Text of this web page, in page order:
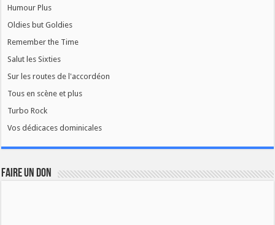
Humour Plus
Oldies but Goldies
Remember the Time
Salut les Sixties
Sur les routes de l'accordéon
Tous en scène et plus
Turbo Rock
Vos dédicaces dominicales
FAIRE UN DON